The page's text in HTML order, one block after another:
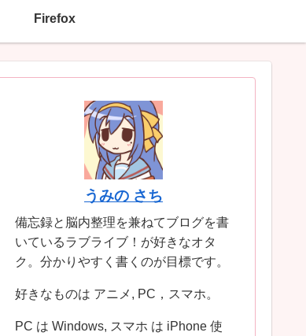
Firefox
うみの さち
備忘録と脳内整理を兼ねてブログを書
いているラブライブ！が好きなオタ
ク。分かりやすく書くのが目標です。
好きなものは アニメ, PC，スマホ。
PC は Windows, スマホ は iPhone 使